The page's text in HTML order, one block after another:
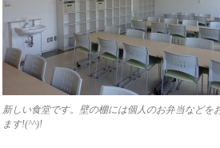
新しい食堂です。壁の棚には個人のお弁当などを
ます!(^^)!